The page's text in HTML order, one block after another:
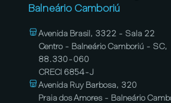
Balneário Camboriú
Avenida Brasil, 3322 - Sala 22
Centro - Balneário Camboriú - SC,
88.330-060
CRECI 6854-J
Avenida Ruy Barbosa, 320
Praia dos Amores - Balneário